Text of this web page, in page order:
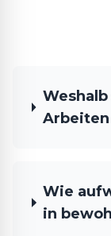
Wie
in